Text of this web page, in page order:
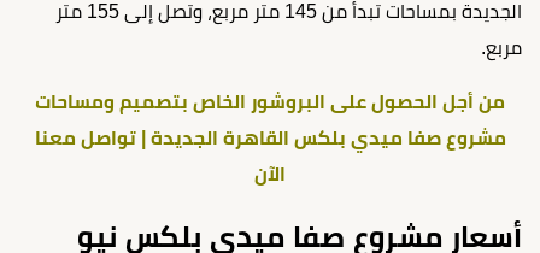
الجديدة بمساحات تبدأ من 145 متر مربع، وتصل إلى 155 متر
مربع.
من أجل الحصول على البروشور الخاص بتصميم ومساحات
مشروع صفا ميدي بلكس القاهرة الجديدة | تواصل معنا
الآن
أسعار مشروع صفا ميدي بلكس نيو